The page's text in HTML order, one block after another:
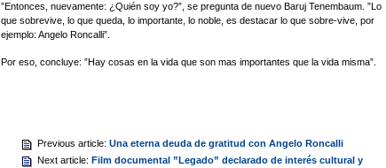
”Entonces, nuevamente: ¿Quién soy yo?”, se pregunta de nuevo Baruj Tenembaum. ”Lo
que sobrevive, lo que queda, lo importante, lo noble, es destacar lo que sobre-vive, por
ejemplo: Angelo Roncalli”.
Por eso, concluye: ”Hay cosas en la vida que son mas importantes que la vida misma”.
Previous article: Una eterna deuda de gratitud con Angelo Roncalli
Next article: Film documental ”Legado” declarado de interés cultural y